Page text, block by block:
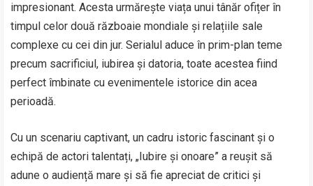
impresionant. Acesta urmărește viața unui tânăr ofițer în
timpul celor două războaie mondiale și relațiile sale
complexe cu cei din jur. Serialul aduce în prim-plan teme
precum sacrificiul, iubirea și datoria, toate acestea fiind
perfect îmbinate cu evenimentele istorice din acea
perioadă.
Cu un scenariu captivant, un cadru istoric fascinant și o
echipă de actori talentați, „Iubire și onoare” a reușit să
adune o audiență mare și să fie apreciat de critici și